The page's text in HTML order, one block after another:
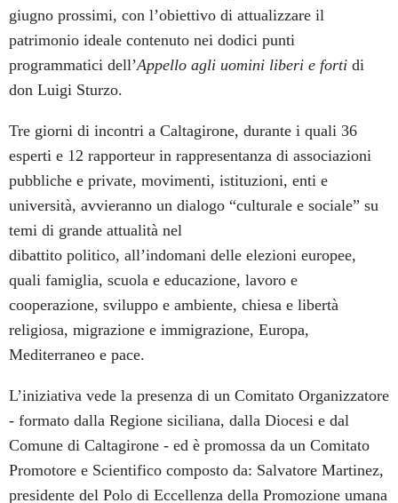
giugno prossimi, con l’obiettivo di attualizzare il
patrimonio ideale contenuto nei dodici punti
programmatici dell’Appello agli uomini liberi e forti di
don Luigi Sturzo.
Tre giorni di incontri a Caltagirone, durante i quali 36
esperti e 12 rapporteur in rappresentanza di associazioni
pubbliche e private, movimenti, istituzioni, enti e
università, avvieranno un dialogo “culturale e sociale” su
temi di grande attualità nel
dibattito politico, all’indomani delle elezioni europee,
quali famiglia, scuola e educazione, lavoro e
cooperazione, sviluppo e ambiente, chiesa e libertà
religiosa, migrazione e immigrazione, Europa,
Mediterraneo e pace.
L’iniziativa vede la presenza di un Comitato Organizzatore
- formato dalla Regione siciliana, dalla Diocesi e dal
Comune di Caltagirone - ed è promossa da un Comitato
Promotore e Scientifico composto da: Salvatore Martinez,
presidente del Polo di Eccellenza della Promozione umana